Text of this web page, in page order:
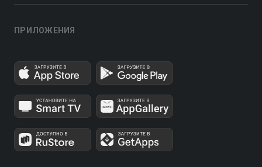
ПРИЛОЖЕНИЯ